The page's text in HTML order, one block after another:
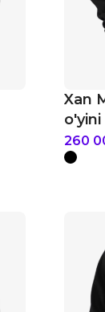
Xan
260